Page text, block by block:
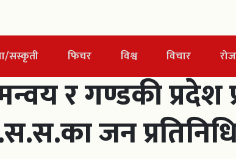
सस्कृती फिचर विश्व विचार
र गण्डकी प्रदेश
जन